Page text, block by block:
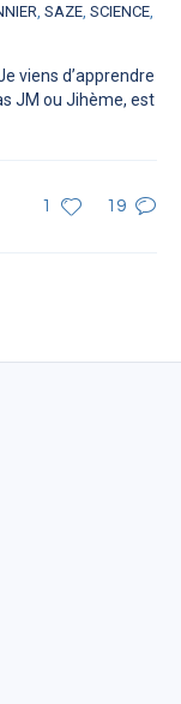
, SAZE, SCIENCE,
viens d’apprendre
JM ou Jihème, est
1 19